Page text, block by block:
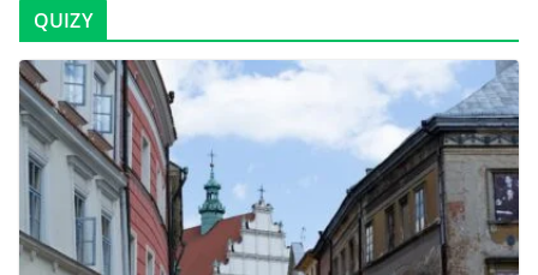
QUIZY